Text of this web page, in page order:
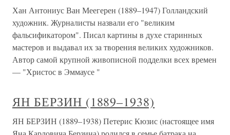
Хан Антониус Ван Меегерен (1889–1947) Голландский
художник. Журналисты назвали его "великим
фальсификатором". Писал картины в духе старинных
мастеров и выдавал их за творения великих художников.
Автор самой крупной живописной подделки всех времен
— "Христос в Эммаусе "
ЯН БЕРЗИН (1889–1938)
ЯН БЕРЗИН (1889–1938) Петерис Кюзис (настоящее имя